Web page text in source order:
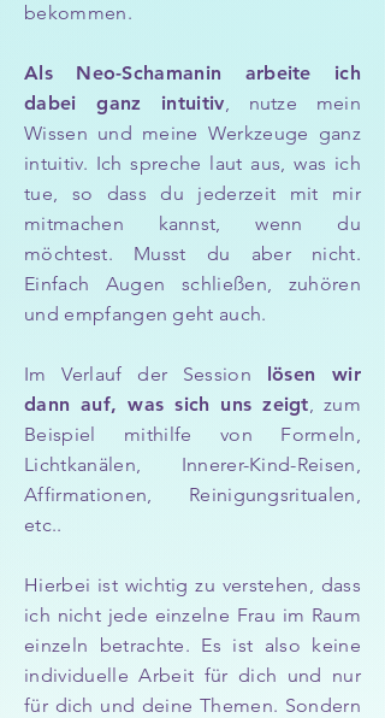
bekommen.
Als Neo-Schamanin arbeite ich
dabei ganz intuitiv, nutze mein
Wissen und meine Werkzeuge ganz
intuitiv. Ich spreche laut aus, was ich
tue, so dass du jederzeit mit mir
mitmachen kannst, wenn du
möchtest. Musst du aber nicht.
Einfach Augen schließen, zuhören
und empfangen geht auch.
Im Verlauf der Session lösen wir
dann auf, was sich uns zeigt, zum
Beispiel mithilfe von Formeln,
Lichtkanälen, Innerer-Kind-Reisen,
Affirmationen, Reinigungsritualen,
etc..
Hierbei ist wichtig zu verstehen, dass
ich nicht jede einzelne Frau im Raum
einzeln betrachte. Es ist also keine
individuelle Arbeit für dich und nur
für dich und deine Themen. Sondern